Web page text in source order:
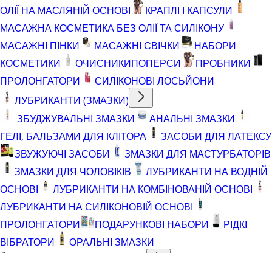
ОЛІЇ НА МАСЛЯНІЙ ОСНОВІ
КРАПЛІ І КАПСУЛИ
МАСАЖНА КОСМЕТИКА БЕЗ ОЛІЇ ТА СИЛІКОНУ
МАСАЖНІ ПІНКИ
МАСАЖНІ СВІЧКИ
НАБОРИ
КОСМЕТИКИ
ОЧИСНИКИПОПЕРСИ
ПРОБНИКИ
ПРОЛОНГАТОРИ
СИЛІКОНОВІ ЛОСЬЙОНИ
ЛУБРИКАНТИ (ЗМАЗКИ)
ЗБУДЖУВАЛЬНІ ЗМАЗКИ
АНАЛЬНІ ЗМАЗКИ
ГЕЛІ, БАЛЬЗАМИ ДЛЯ КЛІТОРА
ЗАСОБИ ДЛЯ ЛАТЕКСУ
ЗВУЖУЮЧІ ЗАСОБИ
ЗМАЗКИ ДЛЯ МАСТУРБАТОРІВ
ЗМАЗКИ ДЛЯ ЧОЛОВІКІВ
ЛУБРИКАНТИ НА ВОДНІЙ
ОСНОВІ
ЛУБРИКАНТИ НА КОМБІНОВАНІЙ ОСНОВІ
ЛУБРИКАНТИ НА СИЛІКОНОВІЙ ОСНОВІ
ПРОЛОНГАТОРИ
ПОДАРУНКОВІ НАБОРИ
РІДКІ
ВІБРАТОРИ
ОРАЛЬНІ ЗМАЗКИ